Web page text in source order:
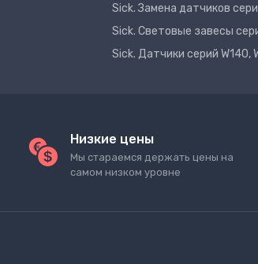
Sick. Замена датчиков
Sick. Световые завесы
Sick. Датчики серий W140,
Низкие цены
Мы стараемся держать цены на
самом низком уровне